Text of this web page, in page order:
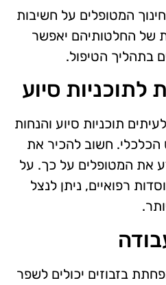
המטופלים על חשיבות
של החלטותיהם יאפשר
בתהליך הטיפול.
סיוע
תוכניות סיוע והנחות
חשוב להכיר את
את המטופלים על כך. על
רפואיים, ניתן לנצל
בזבוזים יכולים לשפר